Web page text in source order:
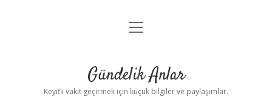
Anasayfa
Yasal Uyarı
menüyü
Gündelik Anlar
Keyifli vakit geçirmek için küçük bilgiler ve paylaşımlar.